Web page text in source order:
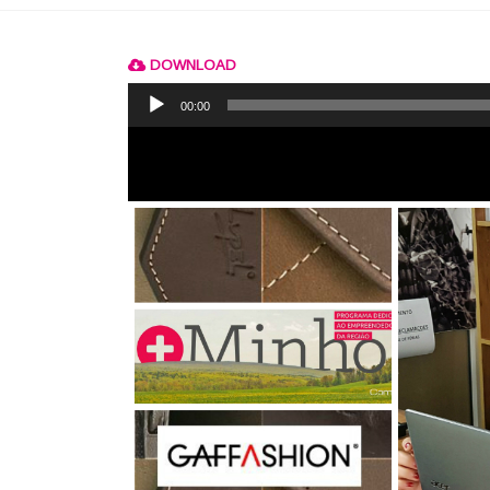
DOWNLOADReprodutor
00:00